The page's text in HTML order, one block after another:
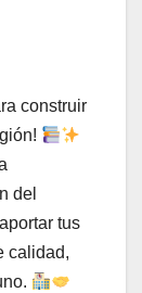
construir
del
tus
calidad,